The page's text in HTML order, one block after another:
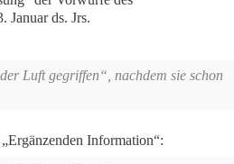
Januar ds. Jrs.
Luft gegriffen“, nachdem sie schon
Information“: